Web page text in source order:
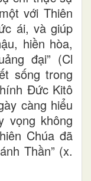
với Thiên
ái, và giúp
hiền hòa,
đại” (Cl
sống trong
Đức Kitô
càng hiểu
vọng không
Chúa đã
Thần” (x.